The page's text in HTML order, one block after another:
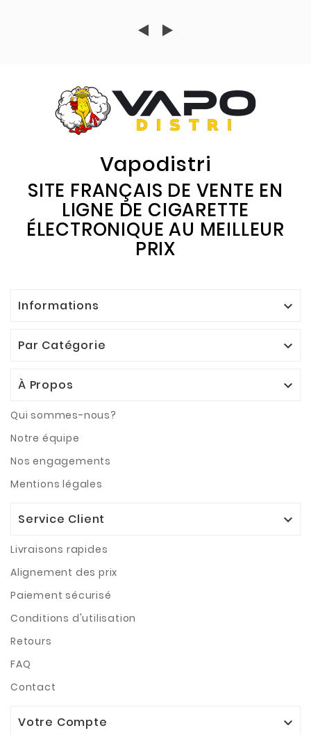
Vapodistri
SITE FRANÇAIS DE VENTE EN
LIGNE DE CIGARETTE
ÉLECTRONIQUE AU MEILLEUR
PRIX
Informations 
Par Catégorie 
À Propos 
Qui sommes-nous?
Notre équipe
Nos engagements
Mentions légales
Service Client 
Livraisons rapides
Alignement des prix
Paiement sécurisé
Conditions d'utilisation
Retours
FAQ
Contact
Votre Compte 